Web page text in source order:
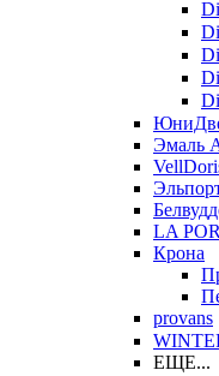
Эмаль
LA
Крона
provans
ЕЩЕ...